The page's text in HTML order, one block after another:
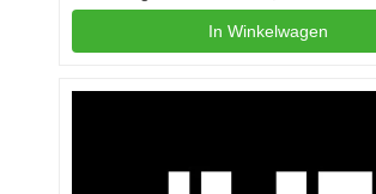
In Winkelwagen